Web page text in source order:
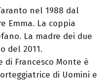
nel 1988 dal
Emma. La coppia
La madre dei due
del 2011.
Francesco Monte è
di Uomini e